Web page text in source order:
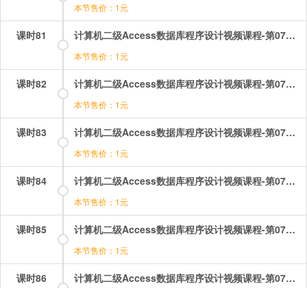
本节售价：1元
课时81 计算机二级Access数据库程序设计视频课程-第07章-7.5面向对象程序设计的基本概念.mp4
本节售价：1元
课时82 计算机二级Access数据库程序设计视频课程-第07章-7.6过程调用和参数传递（1）.mp4
本节售价：1元
课时83 计算机二级Access数据库程序设计视频课程-第07章-7.6过程调用和参数传递（2）.mp4
本节售价：1元
课时84 计算机二级Access数据库程序设计视频课程-第07章-7.7VBA常用操作（1）.mp4
本节售价：1元
课时85 计算机二级Access数据库程序设计视频课程-第07章-7.7VBA常用操作（2）.mp4
本节售价：1元
课时86 计算机二级Access数据库程序设计视频课程-第07章-7.8用户定义类模块创建和引用.mp4